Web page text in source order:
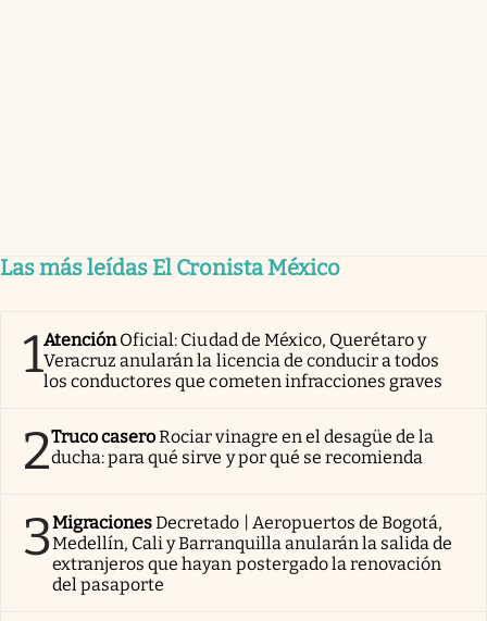
Las más leídas El Cronista México
1AtenciónOficial: Ciudad de México, Querétaro y
Veracruz anularán la licencia de conducir a todos
los conductores que cometen infracciones graves
2Truco caseroRociar vinagre en el desagüe de la
ducha: para qué sirve y por qué se recomienda
3MigracionesDecretado | Aeropuertos de Bogotá,
Medellín, Cali y Barranquilla anularán la salida de
extranjeros que hayan postergado la renovación
del pasaporte